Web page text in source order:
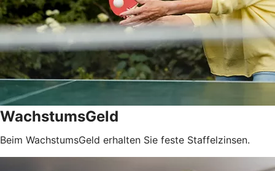
WachstumsGeld
Beim WachstumsGeld erhalten Sie feste Staffelzinsen.